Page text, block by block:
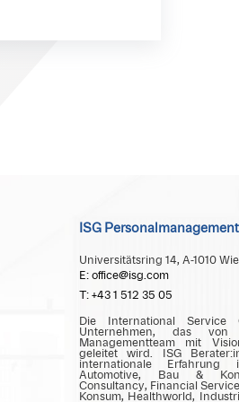
ISG
Universitätsring 14, A-1010
E: office@isg.com
T: +43 1 512 35 05
Die International
Unternehmen, das von
Managementteam mit
geleitet wird. ISG
internationale
Automotive, Bau &
Consultancy, Financial
Konsum, Healthworld,